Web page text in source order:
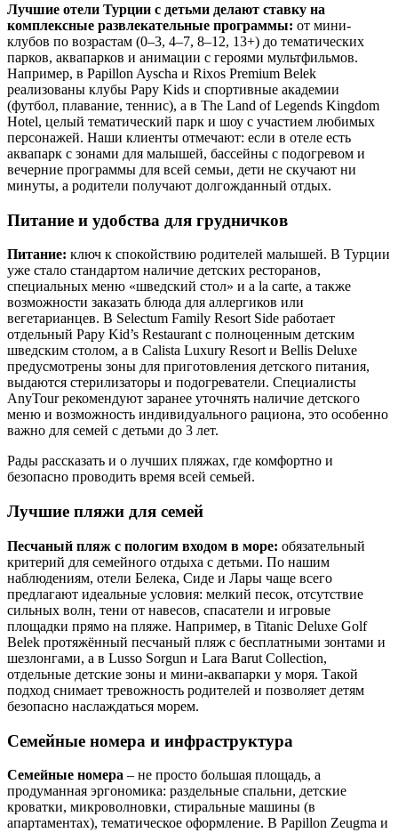
Лучшие отели Турции с детьми делают ставку на
комплексные развлекательные программы: от мини-
клубов по возрастам (0–3, 4–7, 8–12, 13+) до тематических
парков, аквапарков и анимации с героями мультфильмов.
Например, в Papillon Ayscha и Rixos Premium Belek
реализованы клубы Papy Kids и спортивные академии
(футбол, плавание, теннис), а в The Land of Legends Kingdom
Hotel, целый тематический парк и шоу с участием любимых
персонажей. Наши клиенты отмечают: если в отеле есть
аквапарк с зонами для малышей, бассейны с подогревом и
вечерние программы для всей семьи, дети не скучают ни
минуты, а родители получают долгожданный отдых.
Питание и удобства для грудничков
Питание: ключ к спокойствию родителей малышей. В Турции
уже стало стандартом наличие детских ресторанов,
специальных меню «шведский стол» и a la carte, а также
возможности заказать блюда для аллергиков или
вегетарианцев. В Selectum Family Resort Side работает
отдельный Papy Kid’s Restaurant с полноценным детским
шведским столом, а в Calista Luxury Resort и Bellis Deluxe
предусмотрены зоны для приготовления детского питания,
выдаются стерилизаторы и подогреватели. Специалисты
AnyTour рекомендуют заранее уточнять наличие детского
меню и возможность индивидуального рациона, это особенно
важно для семей с детьми до 3 лет.
Рады рассказать и о лучших пляжах, где комфортно и
безопасно проводить время всей семьей.
Лучшие пляжи для семей
Песчаный пляж с пологим входом в море: обязательный
критерий для семейного отдыха с детьми. По нашим
наблюдениям, отели Белека, Сиде и Лары чаще всего
предлагают идеальные условия: мелкий песок, отсутствие
сильных волн, тени от навесов, спасатели и игровые
площадки прямо на пляже. Например, в Titanic Deluxe Golf
Belek протяжённый песчаный пляж с бесплатными зонтами и
шезлонгами, а в Lusso Sorgun и Lara Barut Collection,
отдельные детские зоны и мини-аквапарки у моря. Такой
подход снимает тревожность родителей и позволяет детям
безопасно наслаждаться морем.
Семейные номера и инфраструктура
Семейные номера – не просто большая площадь, а
продуманная эргономика: раздельные спальни, детские
кроватки, микроволновки, стиральные машины (в
апартаментах), тематическое оформление. В Papillon Zeugma и